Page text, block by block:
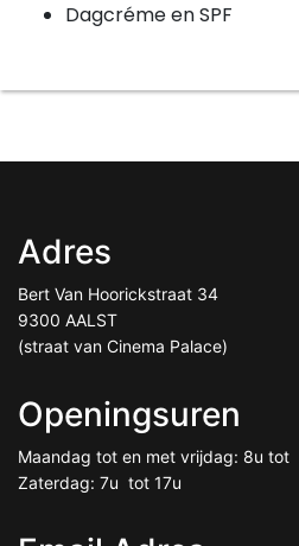
Dagcréme en SPF
Adres
Bert Van Hoorickstraat 34
9300 AALST
(straat van Cinema Palace)
Openingsuren
Maandag tot en met vrijdag: 8u tot
Zaterdag: 7u tot 17u